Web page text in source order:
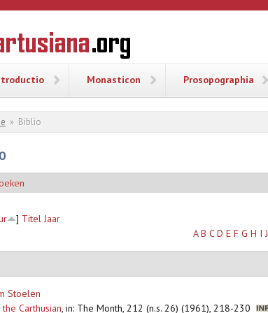
Monasticon Prosopographia
hier
» Biblio
Weergeven
] Titel Jaar
A B C D E F G H I J
Stoelen
Carthusian, in: The Month, 212 (n.s. 26) (1961), 218-230